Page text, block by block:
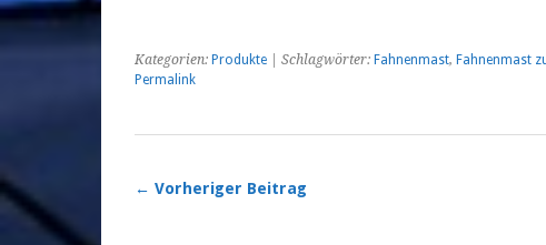
Kategorien: Produkte | Schlagwörter: Fahnenmast, Fahnenmast
Permalink
← Vorheriger Beitrag